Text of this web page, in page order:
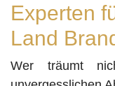
Experten
Land
Wer träumt